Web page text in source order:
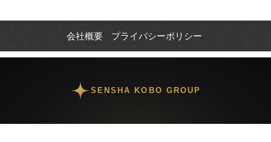
会社概要 プライバシーポリシー
SENSHA KOBO GROUP